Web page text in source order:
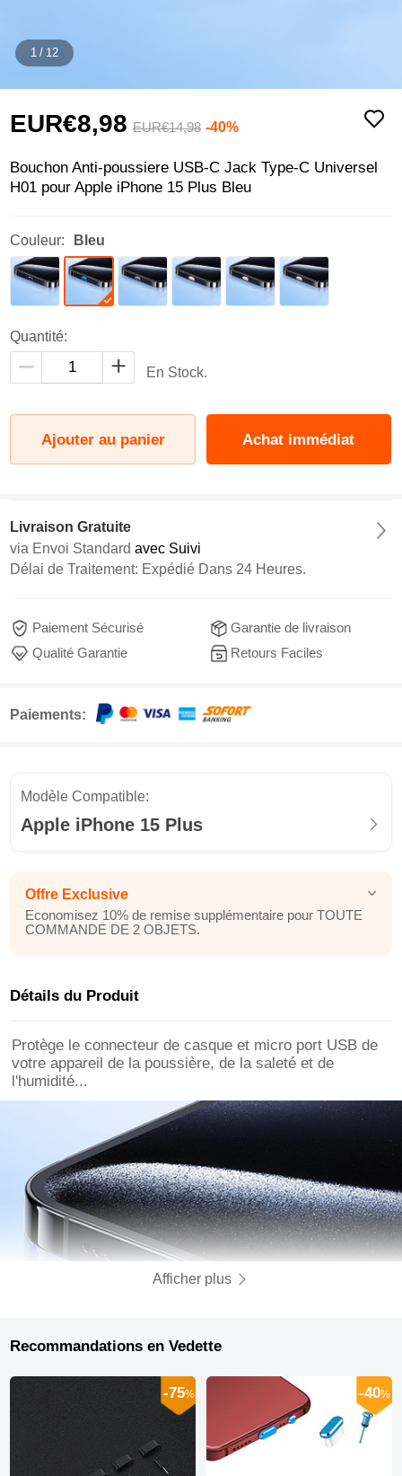
1 / 12
EUR€8,98 EUR€14,98 -40%
Bouchon Anti-poussiere USB-C Jack Type-C Universel
H01 pour Apple iPhone 15 Plus Bleu
Couleur: Bleu
Quantité:
En Stock.
Ajouter au panier Achat immédiat
Livraison Gratuite
via Envoi Standard avec Suivi
Délai de Traitement: Expédié Dans 24 Heures.
Paiement Sécurisé
Garantie de livraison
Qualité Garantie
Retours Faciles
Paiements:
Modèle Compatible:
Apple iPhone 15 Plus
Offre Exclusive
Economisez 10% de remise supplémentaire pour TOUTE
COMMANDE DE 2 OBJETS.
Détails du Produit
Protège le connecteur de casque et micro port USB de
votre appareil de la poussière, de la saleté et de
l'humidité...
Afficher plus
Recommandations en Vedette
-75% -40%